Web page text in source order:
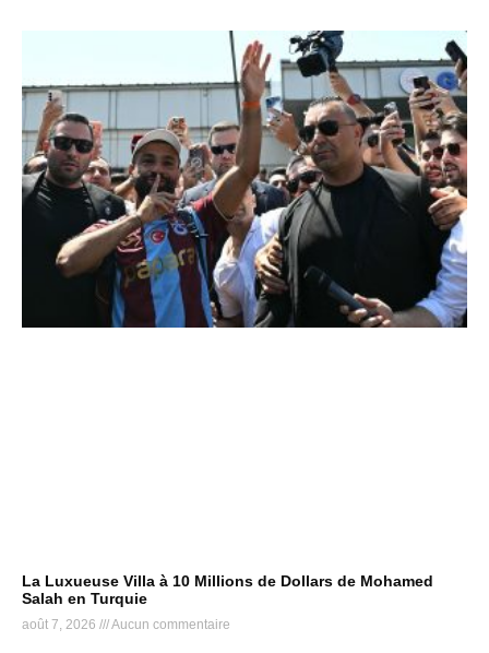
La Luxueuse Villa à 10 Millions de Dollars de Mohamed
Salah en Turquie
août 7, 2026 Aucun commentaire